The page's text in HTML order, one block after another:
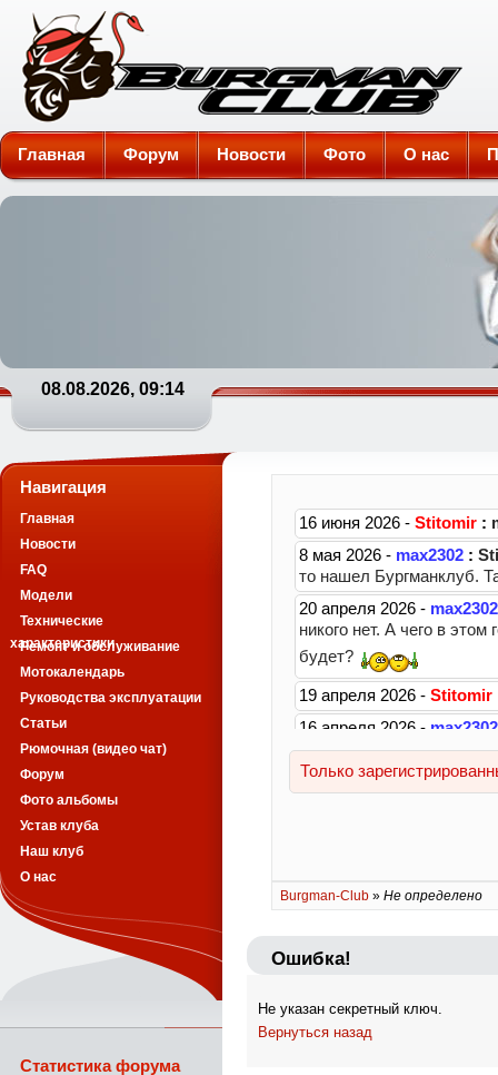
Burgman-Club
Главная Форум Новости Фото О нас
08.08.2026, 09:14
Burgman-Club » Не определено
Ошибка!
Не указан секретный ключ.
Вернуться назад
Навигация
Главная
Новости
FAQ
Модели
Технические
характеристики
Ремонт и обслуживание
Мотокалендарь
Руководства эксплуатации
Статьи
Рюмочная (видео чат)
Форум
Фото альбомы
Устав клуба
Наш клуб
О нас
Статистика форума